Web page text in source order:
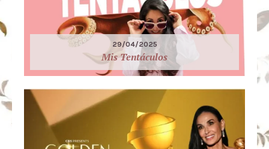
29/04/2025
Mis Tentáculos